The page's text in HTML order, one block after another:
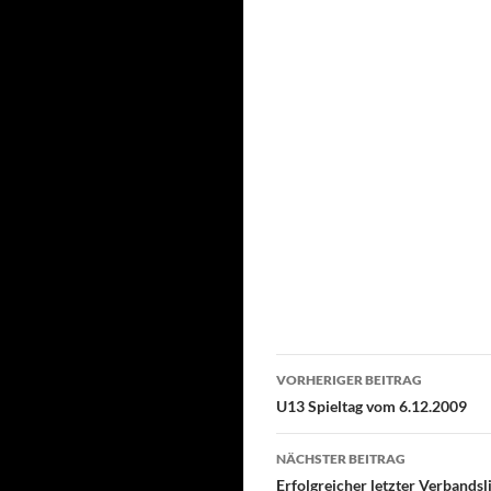
VORHERIGER BEITRAG
U13 Spieltag vom 6.12.2009
NÄCHSTER BEITRAG
Erfolgreicher letzter